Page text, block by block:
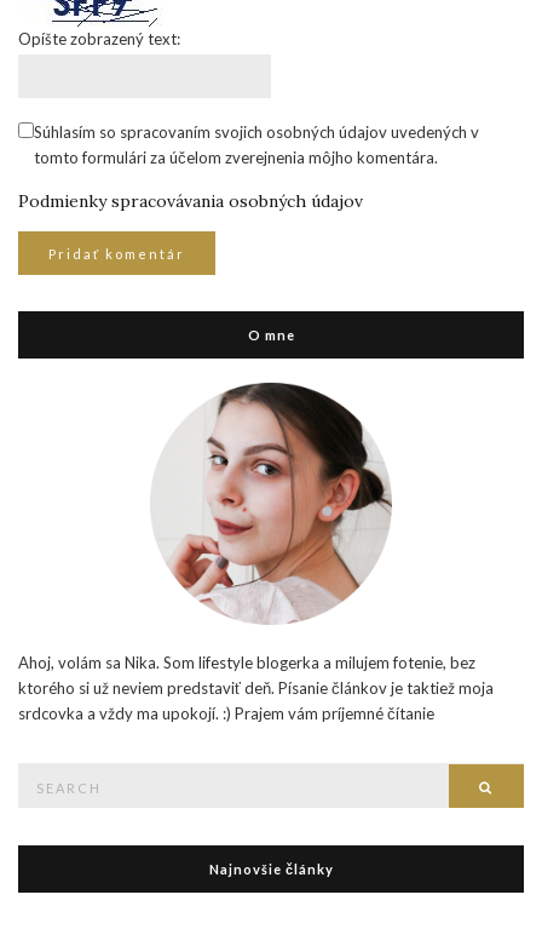
Opíšte zobrazený text:
Súhlasím so spracovaním svojich osobných údajov uvedených v
tomto formulári za účelom zverejnenia môjho komentára.
Podmienky spracovávania osobných údajov
O mne
Ahoj, volám sa Nika. Som lifestyle blogerka a milujem fotenie, bez
ktorého si už neviem predstaviť deň. Písanie článkov je taktiež moja
srdcovka a vždy ma upokojí. :) Prajem vám príjemné čítanie
Najnovšie články